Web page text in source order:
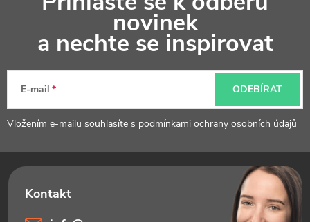
a
novinek
a nechte se inspirovat
E-mail
Vložením e-mailu souhlasíte s podmínkami ochrany osobních údajů
ODEBÍRAT